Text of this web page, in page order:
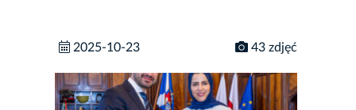
2025-10-23 43 zdjęć